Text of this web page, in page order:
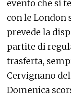
evento che si
con le London
prevede la
partite di
trasferta,
Cervignano
Domenica